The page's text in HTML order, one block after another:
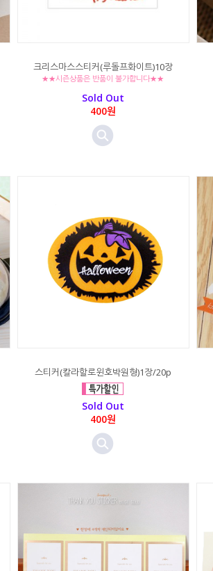
크리스마스스티커(루돌프화이트)10장
★★시즌상품은 반품이 불가합니다★★
Sold Out
400원
스티커(칼라할로윈호박원형)1장/20p
Sold Out
400원